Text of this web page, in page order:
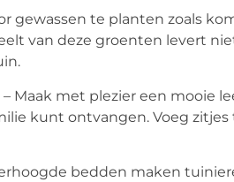
gewassen te planten zoals
van deze groenten levert
Maak met plezier een mooie
kunt ontvangen. Voeg
bedden maken